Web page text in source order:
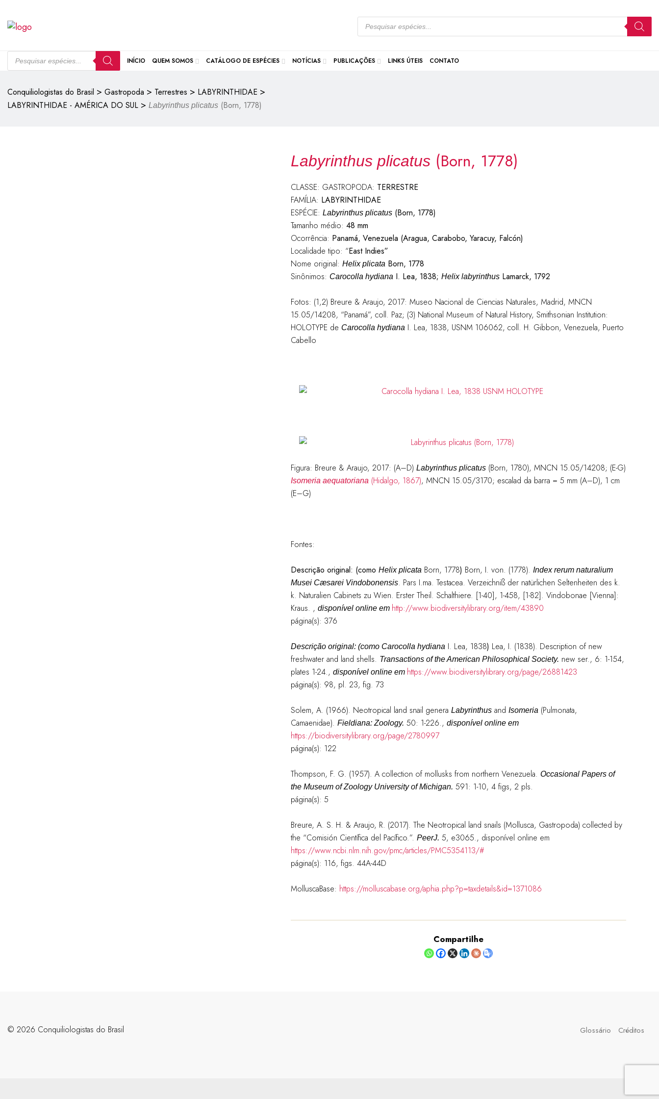
INÍCIO QUEM SOMOS CATÁLOGO DE ESPÉCIES NOTÍCIAS PUBLICAÇÕES LINKS ÚTEIS CONTATO
Conquiliologistas do Brasil > Gastropoda > Terrestres > LABYRINTHIDAE >
LABYRINTHIDAE - AMÉRICA DO SUL > Labyrinthus plicatus (Born, 1778)
Labyrinthus plicatus(Born, 1778)
CLASSE: GASTROPODA: TERRESTRE
FAMÍLIA: LABYRINTHIDAE
ESPÉCIE: Labyrinthus plicatus(Born, 1778)
Tamanho médio: 48 mm
Ocorrência: Panamá, Venezuela (Aragua, Carabobo, Yaracuy, Falcón)
Localidade tipo: “East Indies”
Nome original: Helix plicataBorn, 1778
Sinônimos: Carocolla hydianaI. Lea, 1838; Helix labyrinthusLamarck, 1792
Fotos: (1,2) Breure & Araujo, 2017: Museo Nacional de Ciencias Naturales, Madrid, MNCN
15.05/14208, “Panamá”, coll. Paz; (3) National Museum of Natural History, Smithsonian Institution:
HOLOTYPE de Carocolla hydianaI. Lea, 1838, USNM 106062, coll. H. Gibbon, Venezuela, Puerto
Cabello
Figura: Breure & Araujo, 2017: (A–D) Labyrinthus plicatus(Born, 1780), MNCN 15.05/14208; (E-G)
Isomeria aequatoriana(Hidalgo, 1867), MNCN 15.05/3170; escalad da barra = 5 mm (A–D), 1 cm
(E–G)
Fontes:
Descrição original: (como Helix plicataBorn, 1778) Born, I. von. (1778). Index rerum naturalium
Musei Cæsarei Vindobonensis. Pars I.ma. Testacea. Verzeichniß der natürlichen Seltenheiten des k.
k. Naturalien Cabinets zu Wien. Erster Theil. Schalthiere. [1-40], 1-458, [1-82]. Vindobonae [Vienna]:
Kraus. , disponível online em http://www.biodiversitylibrary.org/item/43890
página(s): 376
Descrição original: (como Carocolla hydianaI. Lea, 1838) Lea, I. (1838). Description of new
freshwater and land shells. Transactions of the American Philosophical Society. new ser., 6: 1-154,
plates 1-24., disponível online em https://www.biodiversitylibrary.org/page/26881423
página(s): 98, pl. 23, fig. 73
Solem, A. (1966). Neotropical land snail genera Labyrinthusand Isomeria(Pulmonata,
Camaenidae). Fieldiana: Zoology. 50: 1-226., disponível online em
https://biodiversitylibrary.org/page/2780997
página(s): 122
Thompson, F. G. (1957). A collection of mollusks from northern Venezuela. Occasional Papers of
the Museum of Zoology University of Michigan. 591: 1-10, 4 figs, 2 pls.
página(s): 5
Breure, A. S. H. & Araujo, R. (2017). The Neotropical land snails (Mollusca, Gastropoda) collected by
the “Comisión Científica del Pacífico.”. PeerJ. 5, e3065., disponível online em
https://www.ncbi.nlm.nih.gov/pmc/articles/PMC5354113/#
página(s): 116, figs. 44A-44D
MolluscaBase: https://molluscabase.org/aphia.php?p=taxdetails&id=1371086
Compartilhe
©️ 2026 Conquiliologistas do Brasil Glossário Créditos